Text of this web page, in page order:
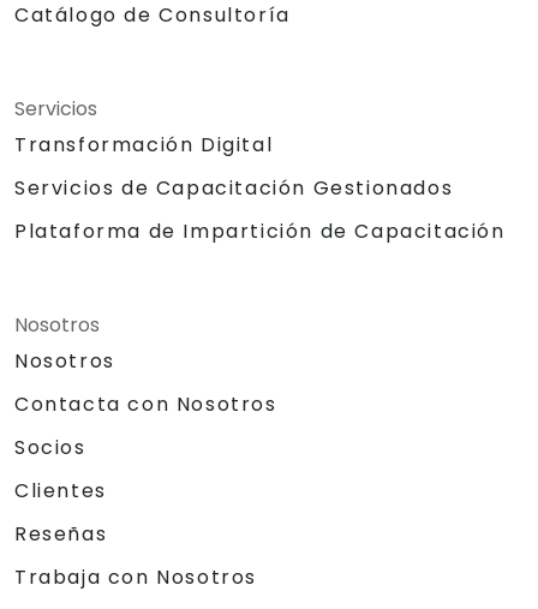
Catálogo de Consultoría
Servicios
Transformación Digital
Servicios de Capacitación Gestionados
Plataforma de Impartición de Capacitación
Nosotros
Nosotros
Contacta con Nosotros
Socios
Clientes
Reseñas
Trabaja con Nosotros